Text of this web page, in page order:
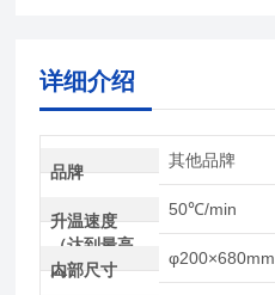
详细介绍
品牌
其他品牌
升温速度
（达到最高
温）
50℃/min
内部尺寸
φ200×680mm